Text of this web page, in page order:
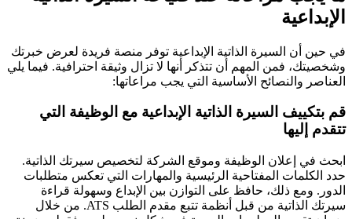
الإبداعية
في حين أن السيرة الذاتية الإبداعية توفر منصة فريدة لعرض خبرتك
وشخصيتك، فمن المهم أن تتذكر أنها لا تزال وثيقة احترافية. فيما يلي
العناصر والنصائح الأساسية التي يجب مراعاتها:
قم بتكييف السيرة الذاتية الإبداعية مع الوظيفة التي
تتقدم إليها
ابحث في إعلان الوظيفة وموقع الشركة لتخصيص سيرتك الذاتية.
حدد الكلمات المفتاحية الرئيسية والمهارات التي تعكس متطلبات
الدور. ومع ذلك، حافظ على التوازن بين الإبداع وسهولة قراءة
سيرتك الذاتية من قبل أنظمة تتبع مقدم الطلب ATS. من خلال